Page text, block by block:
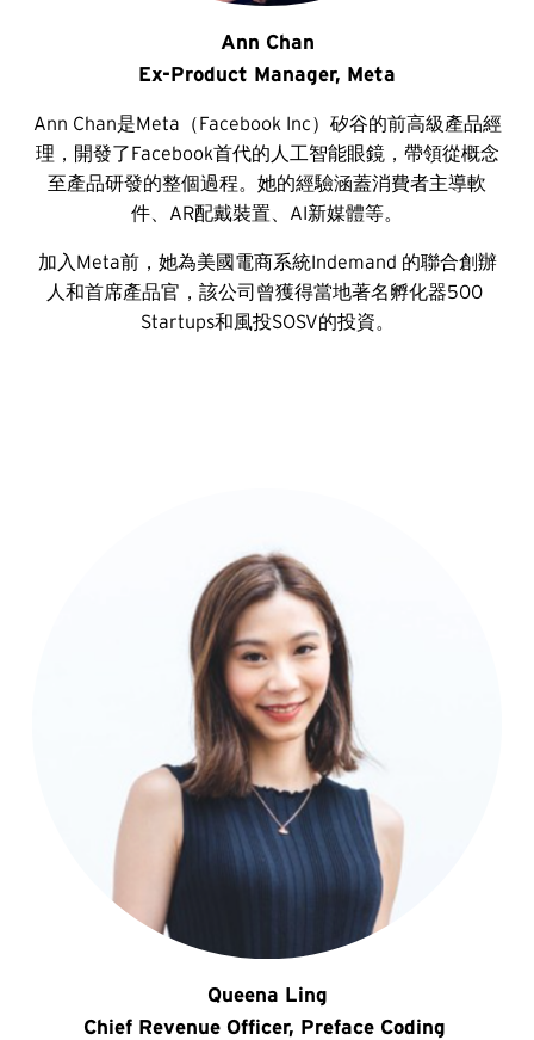
Ann Chan
Ex-Product Manager, Meta
Ann Chan是Meta（Facebook Inc）矽谷的前高級產品經
理，開發了Facebook首代的人工智能眼鏡，帶領從概念
至產品研發的整個過程。她的經驗涵蓋消費者主導軟
件、AR配戴裝置、AI新媒體等。
加入Meta前，她為美國電商系統Indemand 的聯合創辦
人和首席產品官，該公司曾獲得當地著名孵化器500
Startups和風投SOSV的投資。
Queena Ling
Chief Revenue Officer, Preface Coding